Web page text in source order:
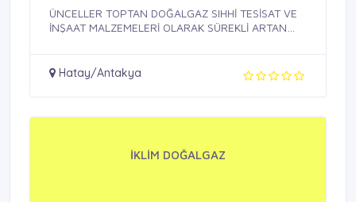
ÜNCELLER TOPTAN DOĞALGAZ SIHHİ TESİSAT VE
İNŞAAT MALZEMELERİ OLARAK SÜREKLİ ARTAN
Hatay/Antakya
İKLİM DOĞALGAZ